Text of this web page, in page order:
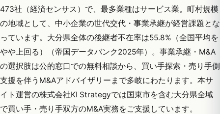
473社（経済センサス）で、最多業種はサービス業。町村規模
の地域として、中小企業の世代交代・事業承継が経営課題とな
っています。大分県全体の後継者不在率は55.8%（全国平均を
やや上回る）（帝国データバンク2025年）。事業承継・M&A
の選択肢は公的窓口での無料相談から、買い手探索・売り手側
支援を伴うM&Aアドバイザリーまで多岐にわたります。本サ
イト運営の株式会社KI Strategyでは国東市を含む大分県全域
で買い手・売り手双方のM&A実務をご支援しています。